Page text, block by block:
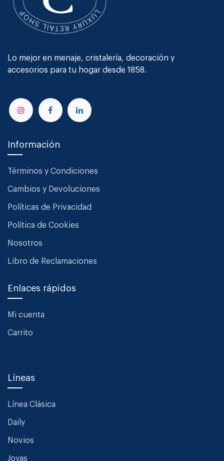
Lo mejor en menaje, cristalería, decoración y
accesorios para tu hogar desde 1858.
Información
Términos y Condiciones
Cambios y Devoluciones
Políticas de Privacidad
Política de Cookies
Nosotros
Libro de Reclamaciones
Enlaces rápidos
Mi cuenta
Carrito
Líneas
Línea Clásica
Daily
Novios
Joyas